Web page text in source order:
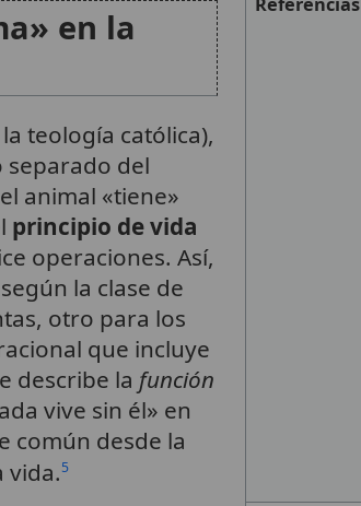
en la
teología católica),
del
animal «tiene»
principio de vida
operaciones. Así,
la clase de
otro para los
que incluye
describe la función
vive sin él» en
común desde la
vida.5